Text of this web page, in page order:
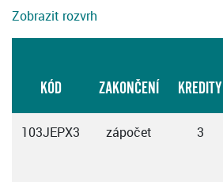
Zobrazit rozvrh
KÓD ZAKONČENÍ KREDITY
103JEPX3 zápočet 3